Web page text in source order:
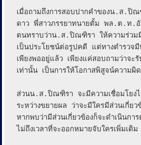
เมื่อถามถึงการสอบปากคำของน.ส.ปิ
ดาว พี่สาวภรรยาทนายตั้ม พล.ต.ท.อั
ตนทราบว่าน.ส.ปิณฑิรา ให้ความร่วม
เป็นประโยชน์ต่อรูปคดี แต่ทางตำรวจ
เพียงพออยู่แล้ว เพียงแค่สอบถามว่าจะ
เท่านั้น เป็นการให้โอกาสพิสูจน์ความผิด
ส่วนน.ส.ปิณฑิรา จะมีความเชื่อมโยง
ระหว่างขยายผล ว่าจะมีใครมีส่วนเกี่ย
หากพบว่ามีส่วนเกี่ยวข้องก็จะดำเนินก
ไม่ถึงเวลาที่จะออกหมายจับใครเพิ่มเติม